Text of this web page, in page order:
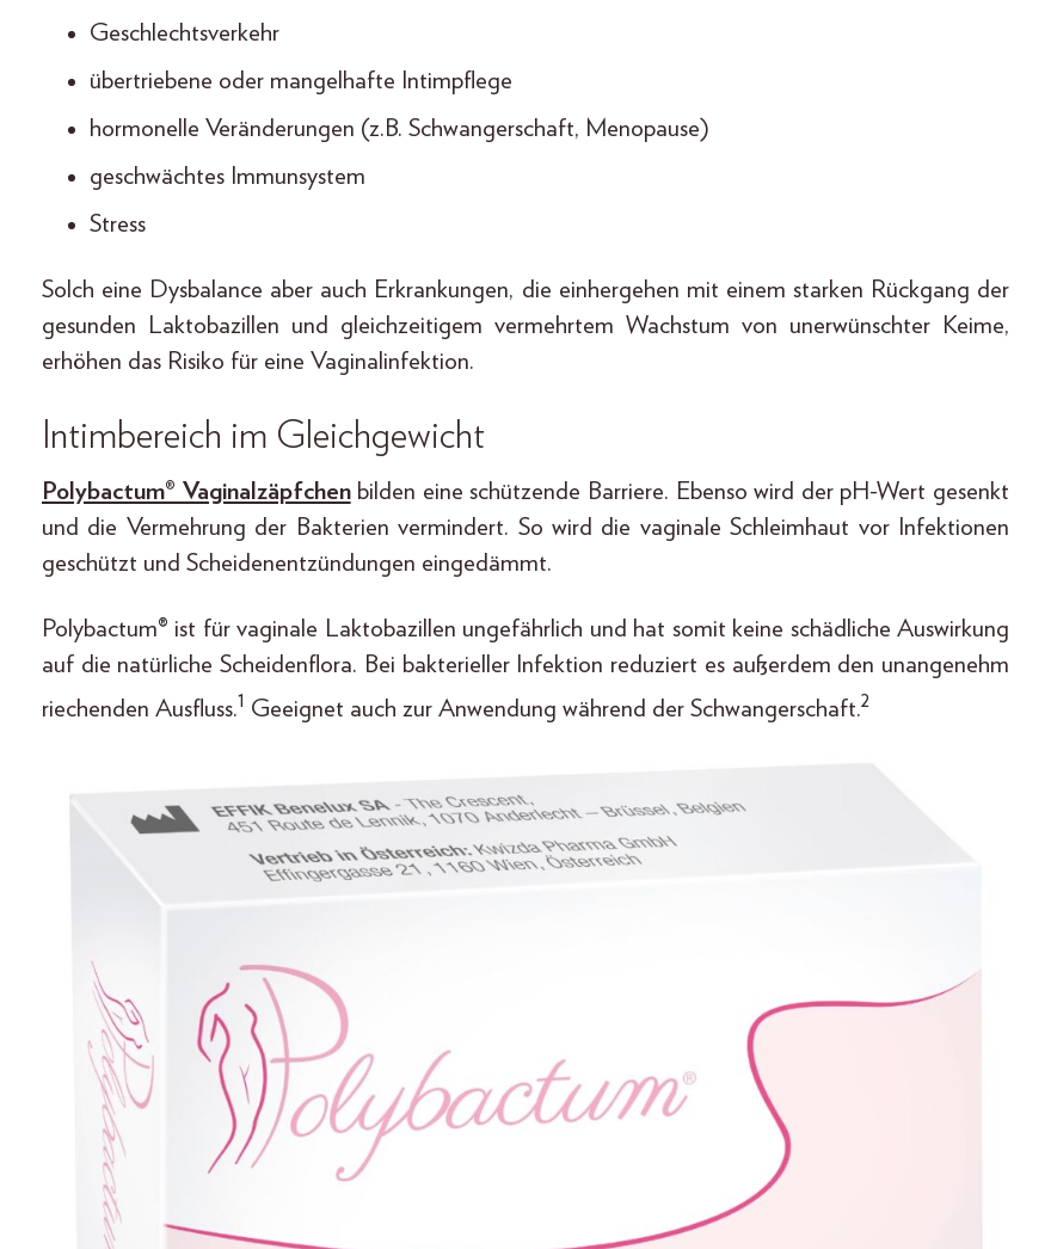
Geschlechtsverkehr
übertriebene oder mangelhafte Intimpflege
hormonelle Veränderungen (z.B. Schwangerschaft, Menopause)
geschwächtes Immunsystem
Stress
Solch eine Dysbalance aber auch Erkrankungen, die einhergehen mit einem starken Rückgang der
gesunden Laktobazillen und gleichzeitigem vermehrtem Wachstum von unerwünschter Keime,
erhöhen das Risiko für eine Vaginalinfektion.
Intimbereich im Gleichgewicht
Polybactum® Vaginalzäpfchenbilden eine schützende Barriere. Ebenso wird der pH-Wert gesenkt
und die Vermehrung der Bakterien vermindert. So wird die vaginale Schleimhaut vor Infektionen
geschützt und Scheidenentzündungen eingedämmt.
Polybactum® ist für vaginale Laktobazillen ungefährlich und hat somit keine schädliche Auswirkung
auf die natürliche Scheidenflora. Bei bakterieller Infektion reduziert es außerdem den unangenehm
riechenden Ausfluss.1 Geeignet auch zur Anwendung während der Schwangerschaft.2